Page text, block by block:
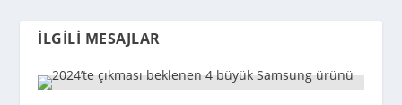
İLGILI MESAJLAR